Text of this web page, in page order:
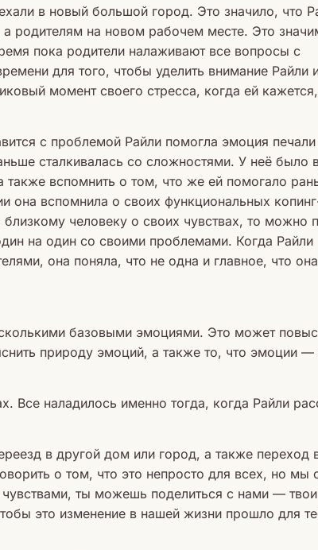
в новый большой город. Это значило, что
родителям на новом рабочем месте. Это
пока родители налаживают все вопросы с
для того, чтобы уделить внимание Райли
момент своего стресса, когда ей
с проблемой Райли помогла эмоция
сталкивалась со сложностями. У неё было
также вспомнить о том, что же ей помогало
она вспомнила о своих функциональных
близкому человеку о своих чувствах, то можно
на один со своими проблемами. Когда Райли
она поняла, что не одна и главное, что
базовыми эмоциями. Это может
природу эмоций, а также то, что эмоции —
Все наладилось именно тогда, когда Райли
в другой дом или город, а также переход
о том, что это непросто для всех, но мы
ты можешь поделиться с нами —
это изменение в нашей жизни прошло для